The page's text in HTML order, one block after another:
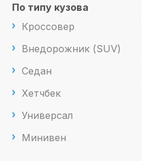
По типу кузова
Кроссовер
Внедорожник (SUV)
Седан
Хетчбек
Универсал
Минивен